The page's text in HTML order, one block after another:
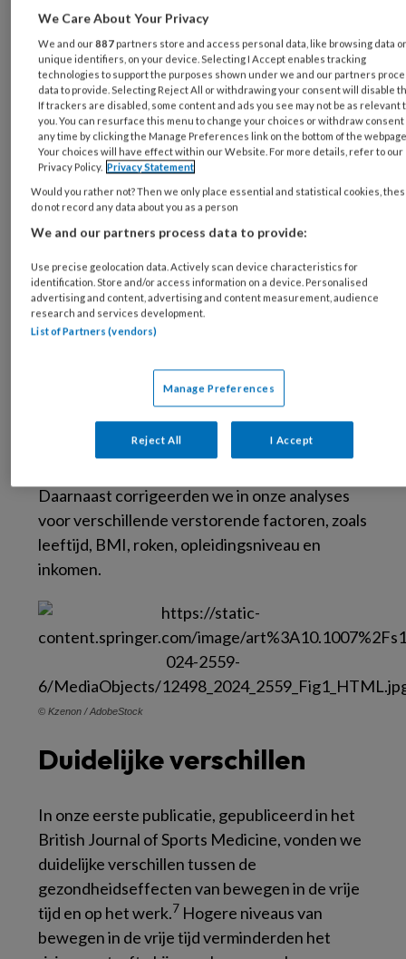
een dag
, richt de meerderheid van het
onderzoek zich op beweging in de vrije tijd. De
centrale vraag van recent gepubliceerd
onderzoek, waar auteurs Coenen en Cillekens
bij betrokken waren, was dan ook of beweging
op het werk of in de vrije tijd op dezelfde
manier bijdraagt aan gezondheid. Dit leidde tot
publicatie van twee artikelen.
In beide onderzoeken maakten we gebruik van
waarbij we gegevens verzamelden van 22
cohortstudies uit 11 landen, met data van in
totaal ongeveer 600.000 werkende
onderzochten de relatie tussen bewegen op
het werk en in de vrije tijd in relatie tot sterfte.
Zowel bewegen op het werk als in de vrije tijd
werden gemeten in vier categorieën:
Daarnaast corrigeerden we in onze analyses
voor verschillende verstorende factoren, zoals
leeftijd, BMI, roken, opleidingsniveau en
inkomen.
© Kzenon / AdobeStock
Duidelijke verschillen
In onze eerste publicatie, gepubliceerd in het
British Journal of Sports Medicine,vonden we
duidelijke verschillen tussen de
gezondheidseffecten van bewegen in de vrije
tijd en op het werk.7 Hogere niveaus van
bewegen in de vrije tijd verminderden het
We Care About Your Privacy
We and our887 partners store and access personal data, like browsing data
unique identifiers, on your device. Selecting I Accept enables tracking
technologies to support the purposes shown under we and our partners
data to provide. Selecting Reject All or withdrawing your consent will disable
If trackers are disabled, some content and ads you see may not be as relevant
you. You can resurface this menu to change your choices or withdraw consent
any time by clicking the Manage Preferences link on the bottom of the
Your choices will have effect within our Website. For more details, refer to our
Privacy Policy. Privacy Statement
Would you rather not? Then we only place essential and statistical cookies,
do not record any data about you as a person
We and our partners process data to provide:
Use precise geolocation data. Actively scan device characteristics for
identification. Store and/or access information on a device. Personalised
advertising and content, advertising and content measurement, audience
research and services development.
List of Partners (vendors)
Manage Preferences
Reject All I Accept